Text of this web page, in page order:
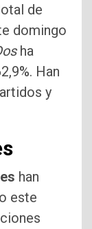
de
domingo
ha
Han
y
han
este